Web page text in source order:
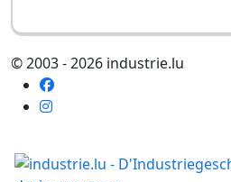
© 2003 - 2026 industrie.lu